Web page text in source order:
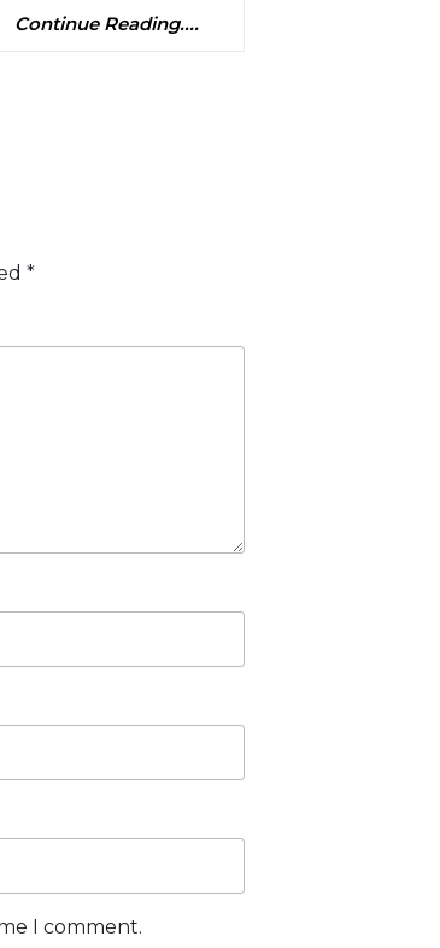
Continue Reading....Continue
*
I comment.